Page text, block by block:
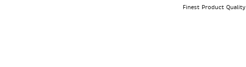
Finest Product Quality